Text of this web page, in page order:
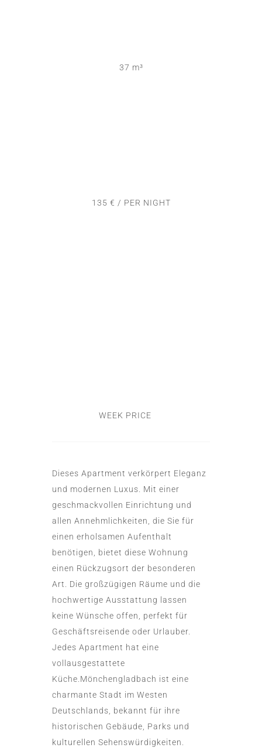
37 m³
135 € / PER NIGHT
WEEK PRICE
Dieses Apartment verkörpert Eleganz
und modernen Luxus. Mit einer
geschmackvollen Einrichtung und
allen Annehmlichkeiten, die Sie für
einen erholsamen Aufenthalt
benötigen, bietet diese Wohnung
einen Rückzugsort der besonderen
Art. Die großzügigen Räume und die
hochwertige Ausstattung lassen
keine Wünsche offen, perfekt für
Geschäftsreisende oder Urlauber.
Jedes Apartment hat eine
vollausgestattete
Küche.Mönchengladbach ist eine
charmante Stadt im Westen
Deutschlands, bekannt für ihre
historischen Gebäude, Parks und
kulturellen Sehenswürdigkeiten.